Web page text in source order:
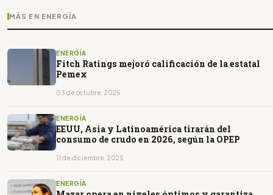
MÁS EN ENERGÍA
ENERGÍA
Fitch Ratings mejoró calificación de la estatal
Pemex
03 de octubre, 2025
ENERGÍA
EEUU, Asia y Latinoamérica tirarán del
consumo de crudo en 2026, según la OPEP
11 de diciembre, 2025
ENERGÍA